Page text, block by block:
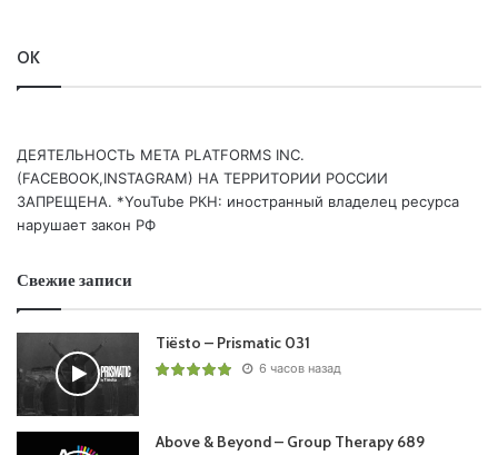
Понравился выпуск?
OK
ДЕЯТЕЛЬНОСТЬ МЕТА PLATFORMS INC.
(FACEBOOK,INSTAGRAM) НА ТЕРРИТОРИИ РОССИИ
ЗАПРЕЩЕНА. *YouTube РКН: иностранный владелец ресурса
нарушает закон РФ
Свежие записи
Tiësto – Prismatic 031
6 часов назад
Above & Beyond – Group Therapy 689